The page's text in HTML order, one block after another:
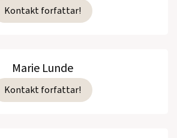
Kontakt forfattar!
Marie Lunde
Kontakt forfattar!